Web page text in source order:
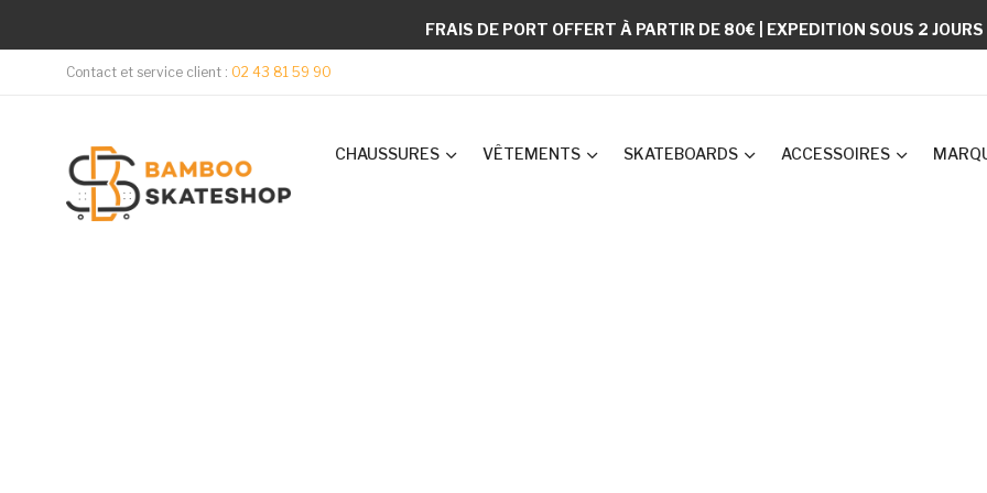
FRAIS DE PORT OFFERT À PARTIR DE 80€ | EXPEDITION SOUS 2 JOURS
Contact et service client : 02 43 81 59 90
CHAUSSURES VÊTEMENTS SKATEBOARDS ACCESSOIRES